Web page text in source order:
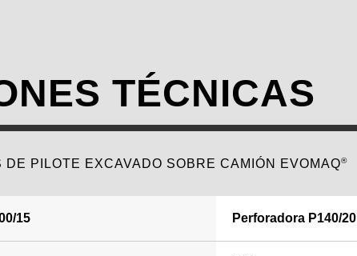
TÉCNICAS
PILOTE EXCAVADO SOBRE CAMIÓN EVOMAQ®
15 Perforadora P140/20